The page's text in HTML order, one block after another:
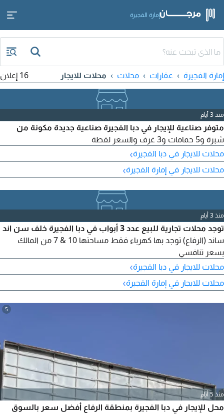
إمارة الفجيرة
إمارة الفجيرة عقارات محلات محلات للايجار 16 إعلان
منذ 3 أيام
متوفر صناعية للإيجار في دبا الفجيرة صناعية جديدة مكونة من
شبرة و5 حمامات و3 غرف والسعر لقطة
محلات للايجار في دبا الفجيرة›
محلات للايجار في إمارة الفجيرة›
منذ 3 أيام
توجد محلات تجارية للبيع عدد 3 أبواب في دبا الفجيرة خلف سن اند
ساند (الرفاع) توجد بها كهرباء فقط مساحتها 10 & 7 من المالك
بسعر تنافسي
محلات للايجار في دبا الفجيرة›
محلات للايجار في إمارة الفجيرة›
5
منذ 5 أيام
محل للإيجار في دبا الفجيرة بمنطقة الرفاع أفضل سعر بالسوق